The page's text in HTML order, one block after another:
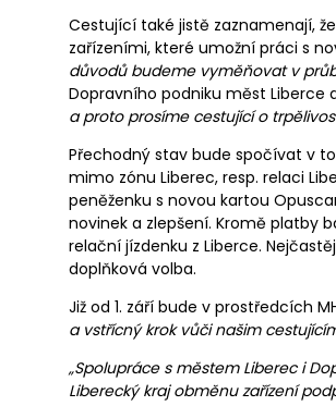
Cestující také jistě zaznamenají,
zařízeními, které umožní práci s
důvodů budeme vyměňovat v
Dopravního podniku měst Liberce
a proto prosíme cestující o
Přechodný stav bude spočívat v
mimo zónu Liberec, resp. relaci
peněženku s novou kartou
novinek a zlepšení. Kromě platby
relační jízdenku z Liberce.
doplňková volba.
Již od 1. září bude v prostředcích
a vstřícný krok vůči našim
„Spolupráce s městem Liberec i
Liberecký kraj obměnu zařízení